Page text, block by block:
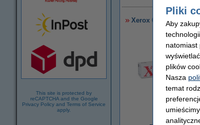
This site is protected by
reCAPTCHA and the Google
Privacy Policy and Terms of Service
apply.
Xerox 008R12897
powiększ
Pliki
Aby
natomiast
plików
Nasza
temat